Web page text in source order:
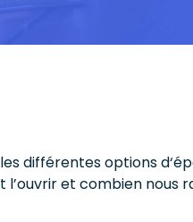
différentes options
l’ouvrir et combien